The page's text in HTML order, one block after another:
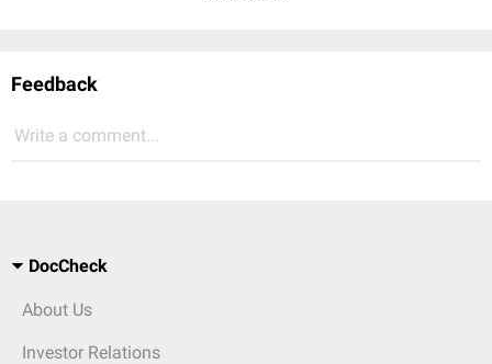
Feedback
Write a comment...
DocCheck
About Us
Investor Relations